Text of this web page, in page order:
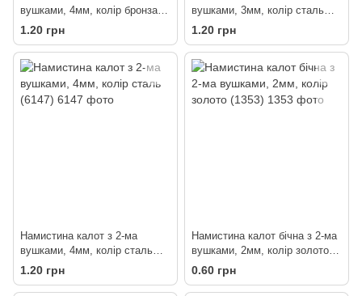
вушками, 4мм, колір бронза
(1053)
1.20 грн
вушками, 3мм, колір сталь
(61471)
1.20 грн
Намистина калот з 2-ма
вушками, 4мм, колір сталь
(6147)
1.20 грн
Намистина калот бічна з 2-ма
вушками, 2мм, колір золото
(1353)
0.60 грн